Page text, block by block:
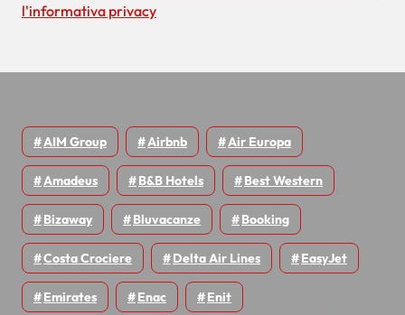
ll'informativa privacy
AIM Group Airbnb Air Europa
Amadeus B&B Hotels Best Western
Bizaway Bluvacanze Booking
Costa Crociere Delta Air Lines EasyJet
Emirates Enac Enit